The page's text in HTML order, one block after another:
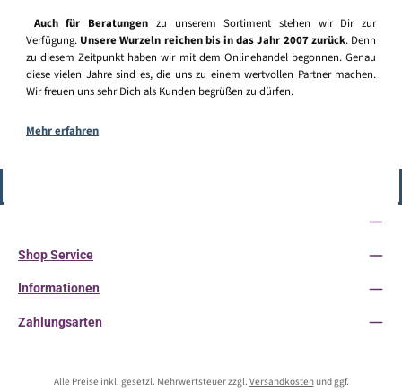
Auch für Beratungen zu unserem Sortiment stehen wir Dir zur
Verfügung. Unsere Wurzeln reichen bis in das Jahr 2007 zurück. Denn
zu diesem Zeitpunkt haben wir mit dem Onlinehandel begonnen. Genau
diese vielen Jahre sind es, die uns zu einem wertvollen Partner machen.
Wir freuen uns sehr Dich als Kunden begrüßen zu dürfen.
Mehr erfahren
Shop Service
Informationen
Zahlungsarten
Alle Preise inkl. gesetzl. Mehrwertsteuer zzgl. Versandkostenund ggf.